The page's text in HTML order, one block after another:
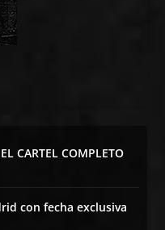
CARTEL COMPLETO
con fecha exclusiva